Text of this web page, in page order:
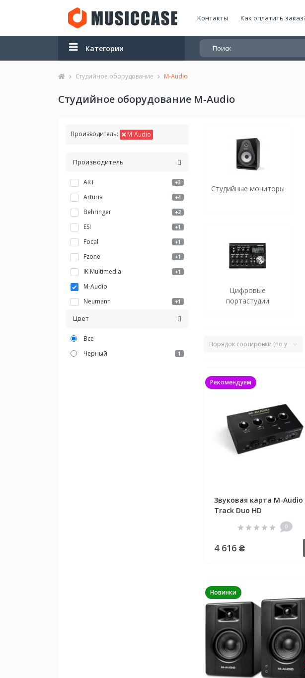
Контакты Как оплатить
Категории
Студийное оборудование M-Audio
Студийное оборудование M-Audio
Производитель: M-Audio
Производитель
ART +3
Arturia +4
Behringer +2
ESI +1
Focal +1
Fzone +1
IK Multimedia +1
M-Audio
Neumann
+1
RME +5
Цвет
Все
Черный
1
Студийные мониторы
Цифровые
портастудии
Рекомендуем
Звуковая карта M-Audio
Track Duo HD
0
4 616 ₴
Новинки